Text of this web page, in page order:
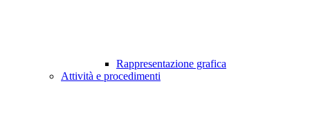
Rappresentazione grafica
Attività e procedimenti